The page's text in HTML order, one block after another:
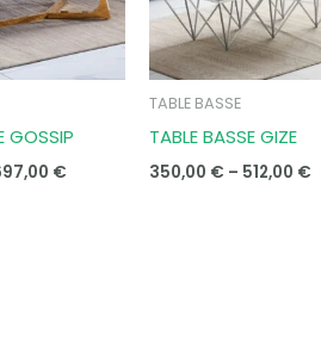
GOSSIP
€
TABLE BASSE
TABLE BASSE GIZE
350,00 € – 512,00 €